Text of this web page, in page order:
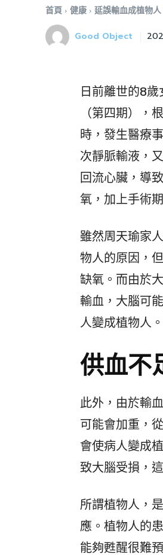
首頁 健康 延誤輸血成植物
Good Object
日前離世的8
（第四期）
時，發生醫療
次靜脈輸液，
回流心臟，導
氧，加上手術
雖然周天瑜家
物人的原因，
缺氧。而由於
輸血，大腦可
人變成植物人。
供血不
此外，由於輸
可能會加重，
會使病人變成
致大腦受損，
所謂植物人，
應。植物人的
能夠甦醒很難